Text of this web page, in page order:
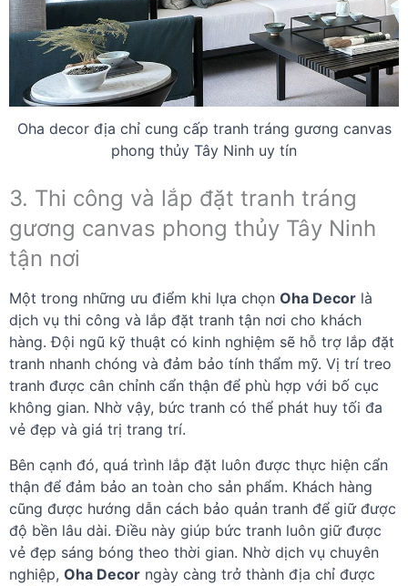
Oha decor địa chỉ cung cấp tranh tráng gương canvas
phong thủy Tây Ninh uy tín
3. Thi công và lắp đặt tranh tráng
gương canvas phong thủy Tây Ninh
tận nơi
Một trong những ưu điểm khi lựa chọn Oha Decor là
dịch vụ thi công và lắp đặt tranh tận nơi cho khách
hàng. Đội ngũ kỹ thuật có kinh nghiệm sẽ hỗ trợ lắp đặt
tranh nhanh chóng và đảm bảo tính thẩm mỹ. Vị trí treo
tranh được cân chỉnh cẩn thận để phù hợp với bố cục
không gian. Nhờ vậy, bức tranh có thể phát huy tối đa
vẻ đẹp và giá trị trang trí.
Bên cạnh đó, quá trình lắp đặt luôn được thực hiện cẩn
thận để đảm bảo an toàn cho sản phẩm. Khách hàng
cũng được hướng dẫn cách bảo quản tranh để giữ được
độ bền lâu dài. Điều này giúp bức tranh luôn giữ được
vẻ đẹp sáng bóng theo thời gian. Nhờ dịch vụ chuyên
nghiệp, Oha Decor ngày càng trở thành địa chỉ được